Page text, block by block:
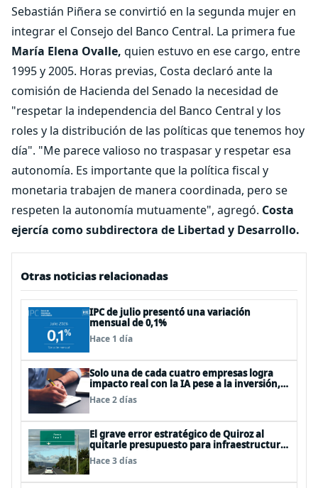
Sebastián Piñera se convirtió en la segunda mujer en
integrar el Consejo del Banco Central. La primera fue
María Elena Ovalle, quien estuvo en ese cargo, entre
1995 y 2005. Horas previas, Costa declaró ante la
comisión de Hacienda del Senado la necesidad de
"respetar la independencia del Banco Central y los
roles y la distribución de las políticas que tenemos hoy
día". "Me parece valioso no traspasar y respetar esa
autonomía. Es importante que la política fiscal y
monetaria trabajen de manera coordinada, pero se
respeten la autonomía mutuamente", agregó. Costa
ejercía como subdirectora de Libertad y Desarrollo.
Otras noticias relacionadas
IPC de julio presentó una variación
mensual de 0,1%
Hace 1 día
Solo una de cada cuatro empresas logra
impacto real con la IA pese a la inversión,
según el Foro Económico Mundial
Hace 2 días
El grave error estratégico de Quiroz al
quitarle presupuesto para infraestructura
vial del Biobío
Hace 3 días